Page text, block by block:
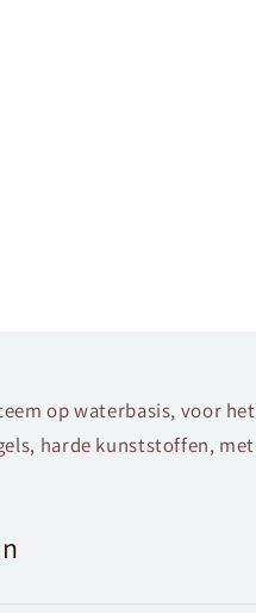
op waterbasis, voor
harde kunststoffen,